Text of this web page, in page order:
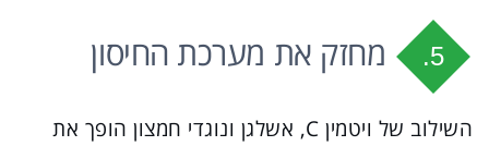
5. מחזק את מערכת החיסון
השילוב של ויטמין C, אשלגן ונוגדי חמצון הופך את